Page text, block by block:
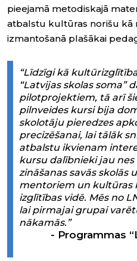
pieejamā metodiskajā
atbalstu kultūras norišu kā
izmantošanā plašākai
“Līdzīgi kā
“Latvijas skolas soma”
pilotprojektiem, tā arī
pilnveides kursi bija
skolotāju pieredzes
precizēšanai, lai tālāk
atbalstu ikvienam
kursu dalībnieki jau
zināšanas savās skolās
mentoriem un kultūras
izglītības vidē. Mēs no
lai pirmajai grupai
nākamās.”
Programmas